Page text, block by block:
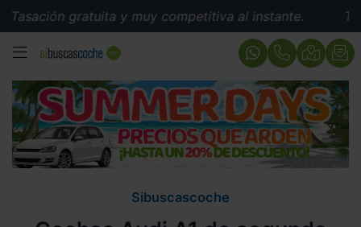
gratuita y muy competitiva al instante. Tasación
MENÚ
Sibuscascoche